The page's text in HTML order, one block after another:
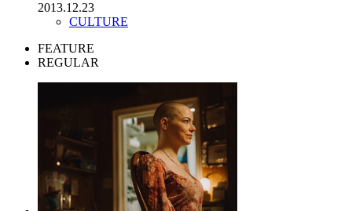
2013.12.23
CULTURE
FEATURE
REGULAR